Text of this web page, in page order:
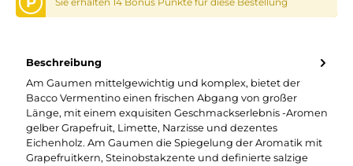
Beschreibung
Am Gaumen mittelgewichtig und komplex, bietet der
Bacco Vermentino einen frischen Abgang von großer
Länge, mit einem exquisiten Geschmackserlebnis -Aromen
gelber Grapefruit, Limette, Narzisse und dezentes
Eichenholz. Am Gaumen die Spiegelung der Aromatik mit
Grapefruitkern, Steinobstakzente und definierte salzige